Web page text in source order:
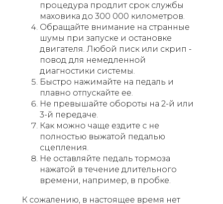
процедура продлит срок службы
маховика до 300 000 километров.
Обращайте внимание на странные
шумы при запуске и остановке
двигателя. Любой писк или скрип -
повод для немедленной
диагностики системы.
Быстро нажимайте на педаль и
плавно отпускайте ее.
Не превышайте обороты на 2-й или
3-й передаче.
Как можно чаще ездите с не
полностью выжатой педалью
сцепления.
Не оставляйте педаль тормоза
нажатой в течение длительного
времени, например, в пробке.
К сожалению, в настоящее время нет